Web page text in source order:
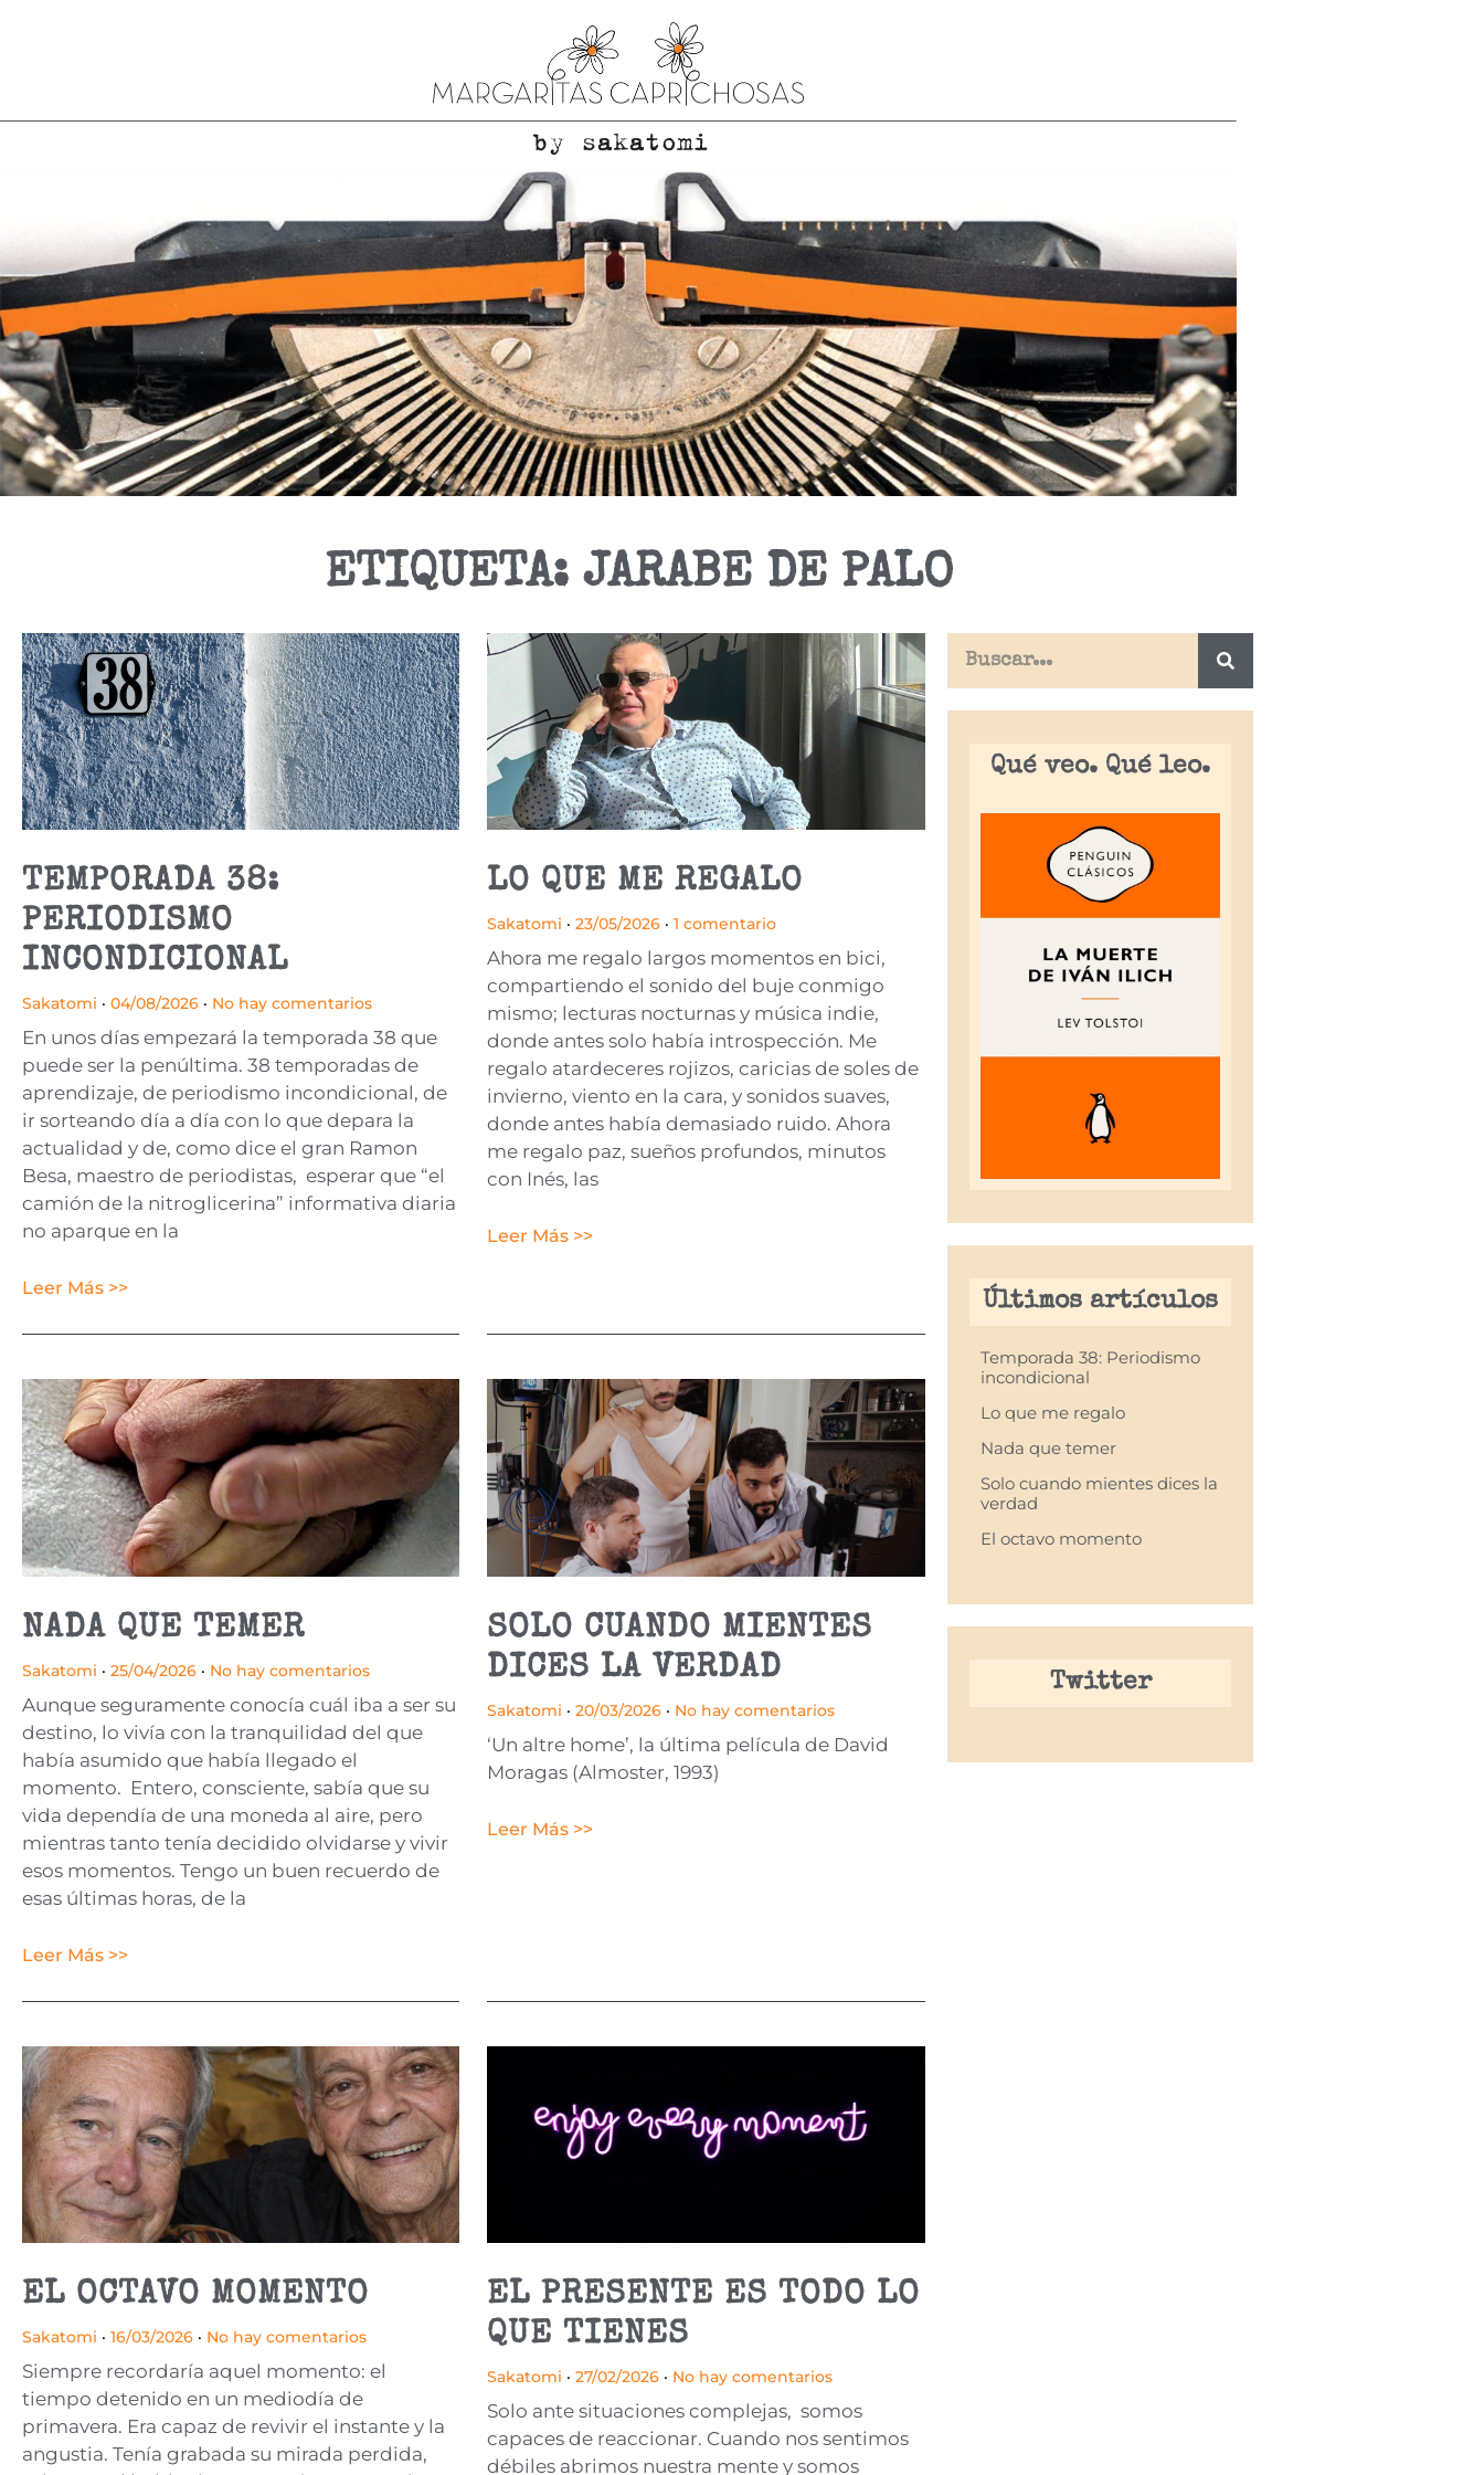
ETIQUETA: JARABE DE PALO
TEMPORADA 38:
PERIODISMO
INCONDICIONAL
Sakatomi 04/08/2026 No hay comentarios
En unos días empezará la temporada 38 que
puede ser la penúltima. 38 temporadas de
aprendizaje, de periodismo incondicional, de
ir sorteando día a día con lo que depara la
actualidad y de, como dice el gran Ramon
Besa, maestro de periodistas, esperar que “el
camión de la nitroglicerina” informativa diaria
no aparque en la
Leer Más >>
LO QUE ME REGALO
Sakatomi 23/05/2026 1 comentario
Ahora me regalo largos momentos en bici,
compartiendo el sonido del buje conmigo
mismo; lecturas nocturnas y música indie,
donde antes solo había introspección. Me
regalo atardeceres rojizos, caricias de soles de
invierno, viento en la cara, y sonidos suaves,
donde antes había demasiado ruido. Ahora
me regalo paz, sueños profundos, minutos
con Inés, las
Leer Más >>
NADA QUE TEMER
Sakatomi 25/04/2026 No hay comentarios
Aunque seguramente conocía cuál iba a ser su
destino, lo vivía con la tranquilidad del que
había asumido que había llegado el
momento. Entero, consciente, sabía que su
vida dependía de una moneda al aire, pero
mientras tanto tenía decidido olvidarse y vivir
esos momentos. Tengo un buen recuerdo de
esas últimas horas, de la
Leer Más >>
SOLO CUANDO MIENTES
DICES LA VERDAD
Sakatomi 20/03/2026 No hay comentarios
‘Un altre home’, la última película de David
Moragas (Almoster, 1993)
Leer Más >>
EL OCTAVO MOMENTO
Sakatomi 16/03/2026 No hay comentarios
Siempre recordaría aquel momento: el
tiempo detenido en un mediodía de
primavera. Era capaz de revivir el instante y la
angustia. Tenía grabada su mirada perdida,
EL PRESENTE ES TODO LO
QUE TIENES
Sakatomi 27/02/2026 No hay comentarios
Solo ante situaciones complejas, somos
capaces de reaccionar. Cuando nos sentimos
débiles abrimos nuestra mente y somos
Qué veo. Qué leo.
Últimos artículos
Temporada 38: Periodismo
incondicional
Lo que me regalo
Nada que temer
Solo cuando mientes dices la
verdad
El octavo momento
Twitter